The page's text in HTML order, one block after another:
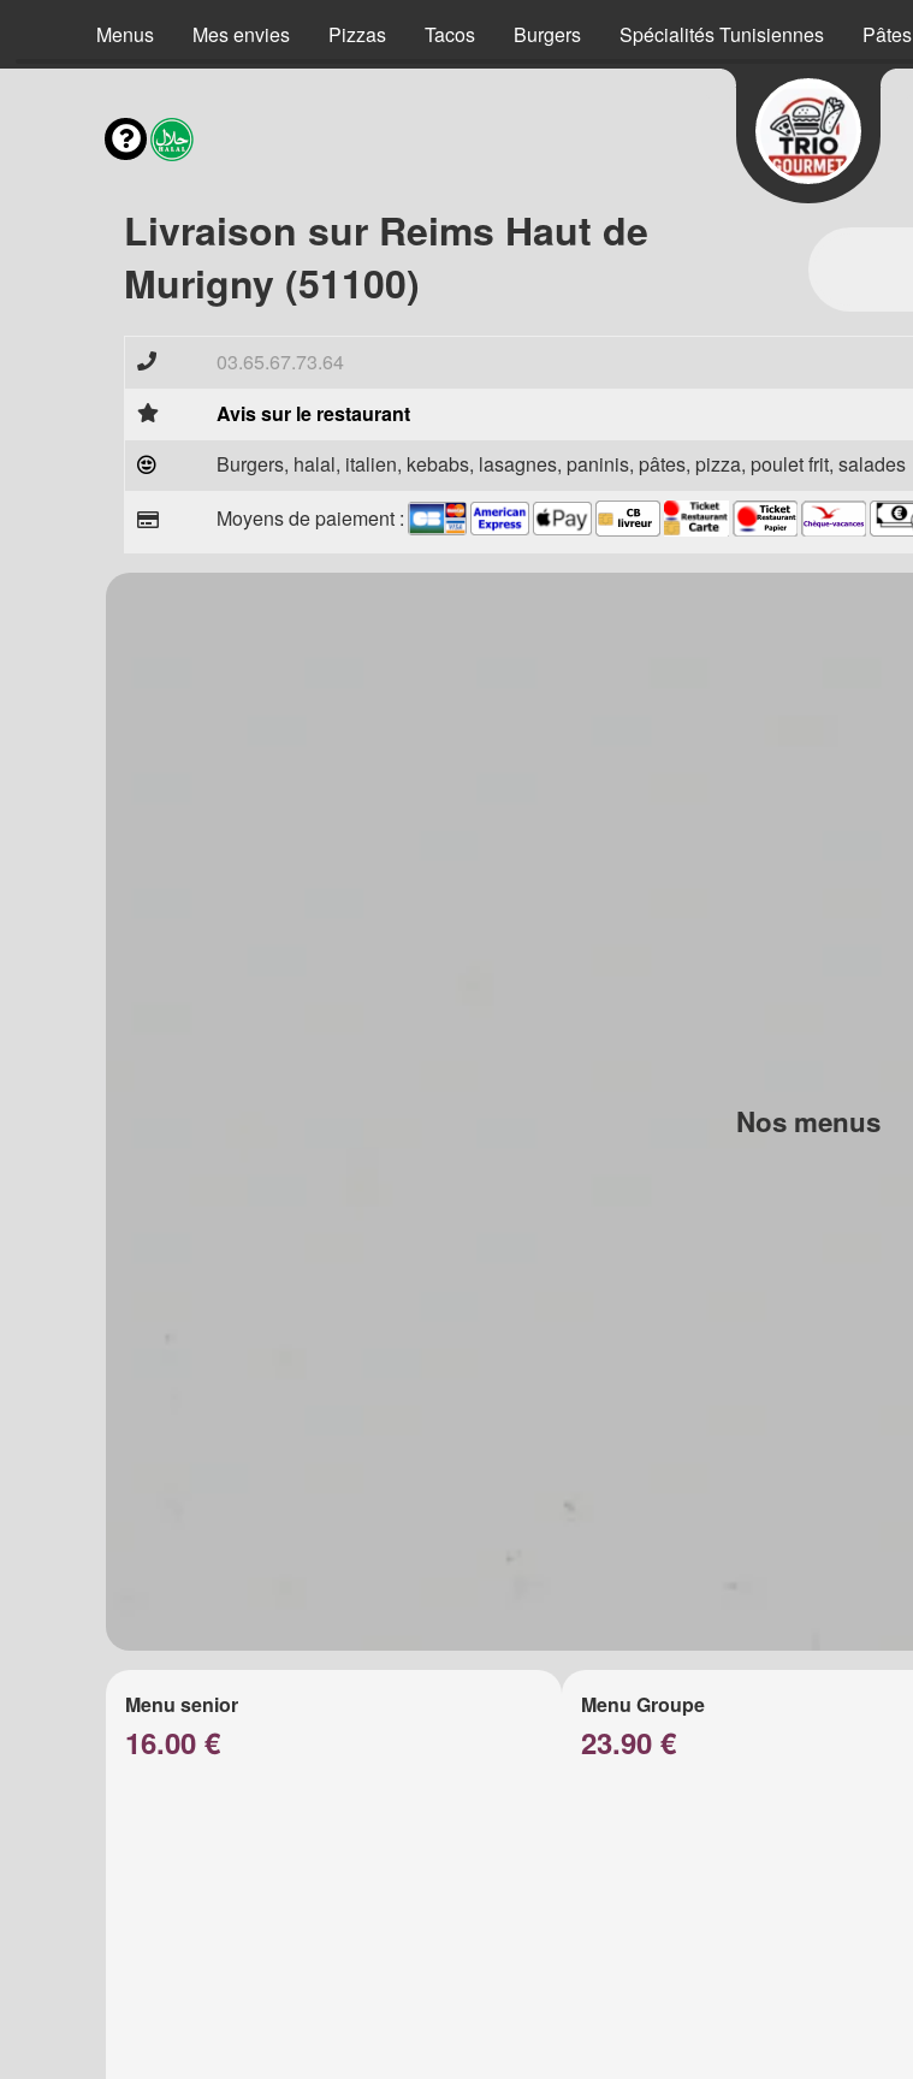
Menus Mes envies Pizzas Tacos Burgers Spécialités Tunisiennes Pâtes
Livraison sur Reims Haut de
Murigny (51100)
03.65.67.73.64
Avis sur le restaurant
Burgers, halal, italien, kebabs, lasagnes, paninis, pâtes, pizza, poulet frit, salades
Moyens de paiement :
Nos menus
Menu senior
16.00 €
Menu Groupe
23.90 €